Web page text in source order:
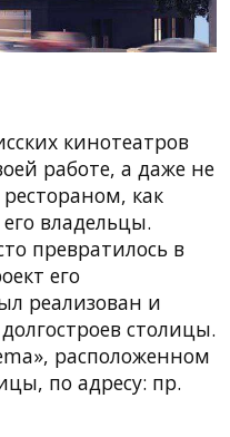
кинотеатров
работе, а даже не
как
владельцы.
превратилось в
его
реализован и
столицы.
расположенном
по адресу: пр.